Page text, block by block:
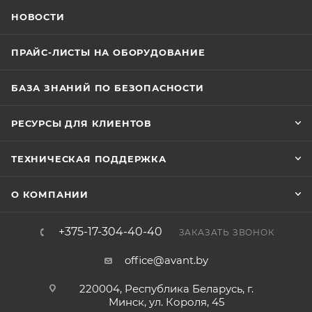
Диодный мост с TVS-диодом в диагонали
обеспечивает подавление противофазных помех на
сигнальной паре.
НОВОСТИ
ПРАЙС-ЛИСТЫ НА ОБОРУДОВАНИЕ
БАЗА ЗНАНИЙ ПО БЕЗОПАСНОСТИ
РЕСУРСЫ ДЛЯ КЛИЕНТОВ
ТЕХНИЧЕСКАЯ ПОДДЕРЖКА
О КОМПАНИИ
+375-17-304-40-40 ЗАКАЗАТЬ ЗВОНОК
office@avant.by
220004, Республика Беларусь, г.
Минск, ул. Короля, 45